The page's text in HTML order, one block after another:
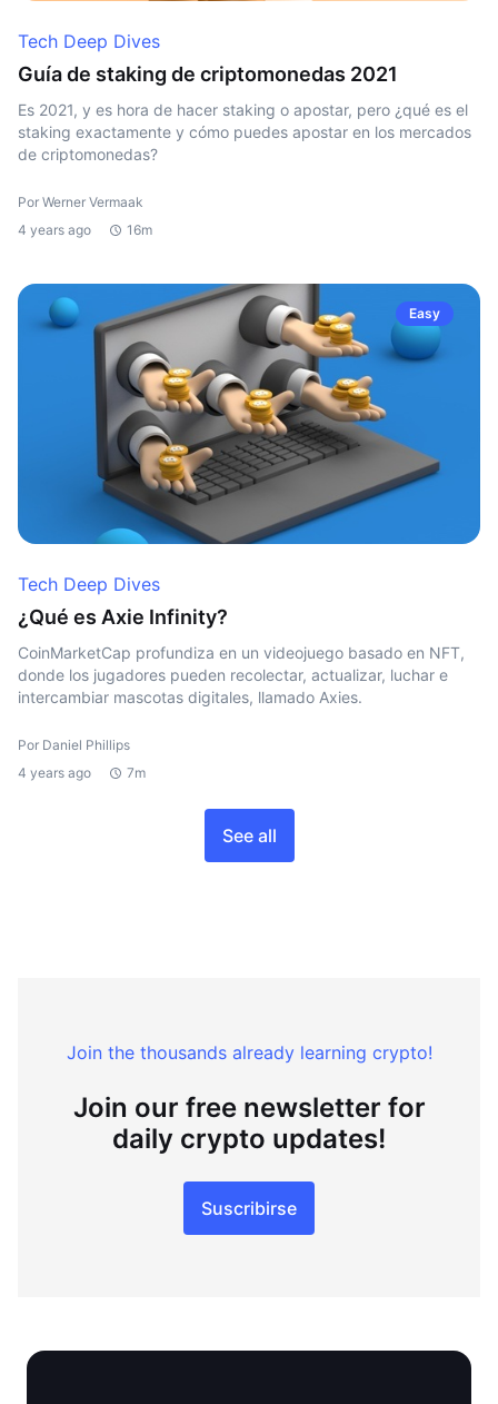
Tech Deep Dives
Guía de staking de criptomonedas 2021
Es 2021, y es hora de hacer staking o apostar, pero ¿qué es el
staking exactamente y cómo puedes apostar en los mercados
de criptomonedas?
Por Werner Vermaak
4 years ago
16m
Easy
Tech Deep Dives
¿Qué es Axie Infinity?
CoinMarketCap profundiza en un videojuego basado en NFT,
donde los jugadores pueden recolectar, actualizar, luchar e
intercambiar mascotas digitales, llamado Axies.
Por Daniel Phillips
4 years ago
7m
See all
Join the thousands already learning crypto!
Join our free newsletter for
daily crypto updates!
Suscribirse